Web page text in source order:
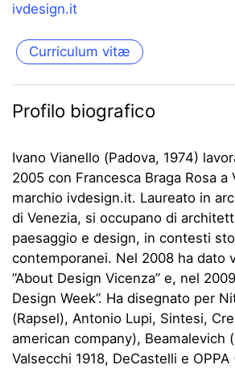
ivdesign.it
Curriculum vitæ
Profilo biografico
Ivano Vianello (Padova, 1974)
2005 con Francesca Braga Rosa
marchio ivdesign.it. Laureato in
di Venezia, si occupano di
paesaggio e design, in contesti
contemporanei. Nel 2008 ha dato
”About Design Vicenza” e, nel
Design Week”. Ha disegnato per
(Rapsel), Antonio Lupi, Sintesi,
american company), Beamalevich
Valsecchi 1918, DeCastelli e OPPA